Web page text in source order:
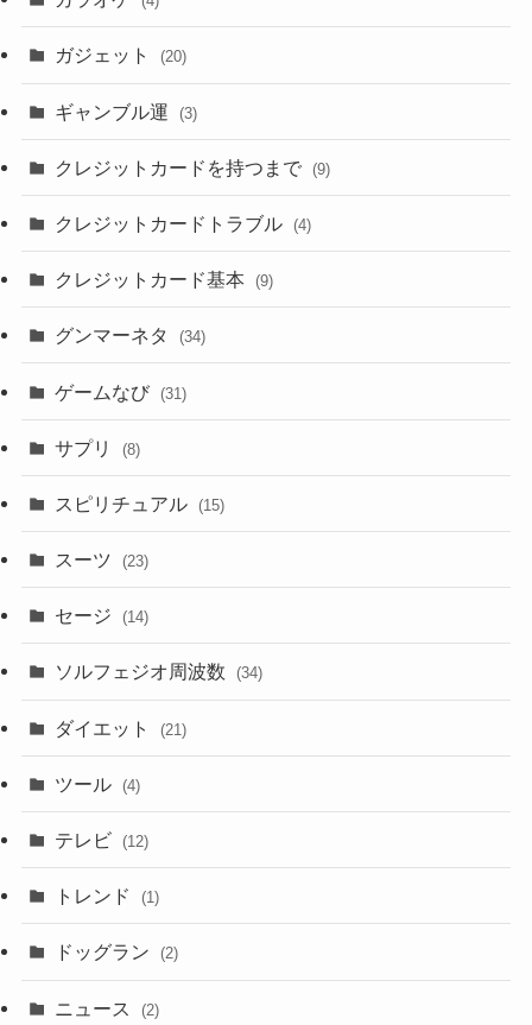
ガジェット (20)
ギャンブル運 (3)
クレジットカードを持つまで (9)
クレジットカードトラブル (4)
クレジットカード基本 (9)
グンマーネタ (34)
ゲームなび (31)
サプリ (8)
スピリチュアル (15)
スーツ (23)
セージ (14)
ソルフェジオ周波数 (34)
ダイエット (21)
ツール (4)
テレビ (12)
トレンド (1)
ドッグラン (2)
ニュース (2)